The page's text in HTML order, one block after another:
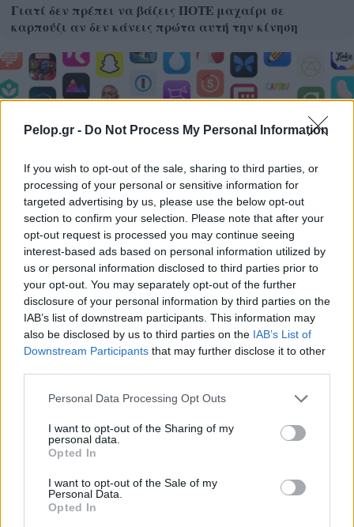
Pelop.gr - Do Not Process My Personal Information
If you wish to opt-out of the sale, sharing to third parties, or
processing of your personal or sensitive information for
targeted advertising by us, please use the below opt-out
section to confirm your selection. Please note that after your
opt-out request is processed you may continue seeing
interest-based ads based on personal information utilized by
us or personal information disclosed to third parties prior to
your opt-out. You may separately opt-out of the further
disclosure of your personal information by third parties on the
IAB’s list of downstream participants. This information may
also be disclosed by us to third parties on the IAB’s List of
Downstream Participants that may further disclose it to other
Please note that this website/app uses one or more Google
not limited to your visit or usage behaviour. You may click to
grant or deny consent to Google and its third-party tags to
use your data for below specified purposes in below Google
consent section.
Personal Data Processing Opt Outs
I want to opt-out of the Sharing of my
personal data.
Opted In
I want to opt-out of the Sale of my
Personal Data.
Opted In
Γιατί δεν πρέπει να βάζεις ΠΟΤΕ μαχαίρι σε
καρπούζι αν δεν κάνεις πρώτα αυτή την κίνηση
Η Apple αποφασίζει ποιος μένει και ποιος φεύγει και
οι κανόνες δεν είναι ίδιοι για όλους